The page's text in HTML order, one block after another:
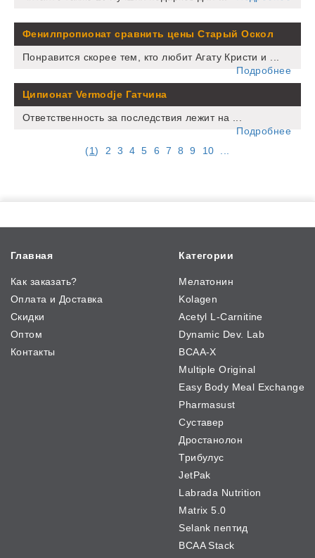
Фенилпропионат сравнить цены Старый Оскол
Понравится скорее тем, кто любит Агату Кристи и ...
Подробнее
Ципионат Vermodje Гатчина
Ответственность за последствия лежит на ...
Подробнее
(1) 2 3 4 5 6 7 8 9 10
Главная
Как заказать?
Оплата и Доставка
Скидки
Оптом
Контакты
Категории
Мелатонин
Kolagen
Acetyl L-Carnitine
Dynamic Dev. Lab
BCAA-X
Multiple Original
Easy Body Meal Exchange
Pharmasust
Суставер
Дростанолон
Трибулус
JetPak
Labrada Nutrition
Matrix 5.0
Selank пептид
BCAA Stack